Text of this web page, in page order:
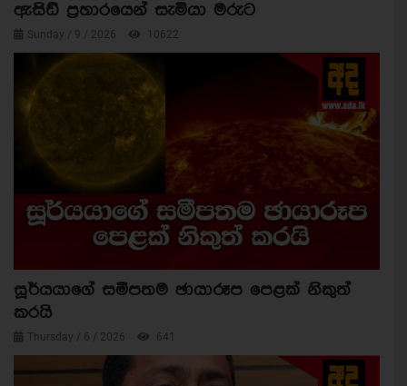
ඇසිඩ් ප්‍රහාරයෙන් සැමියා මරුට
Sunday / 9 / 2026 10622
සූර්යයාගේ සමීපතම ඡායාරූප පෙළක් නිකුත්
කරයි
Thursday / 6 / 2026 641